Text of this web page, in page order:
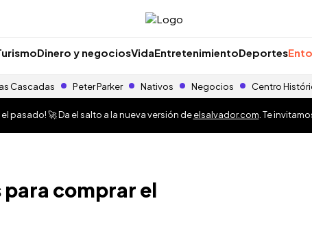
Dinero y negociosVidaEntretenimientoDeportes
Cascadas Peter Parker Nativos Negocios Centro
pasado! 🚀 Da el salto a la nueva versión deelsalvador.com . Te
comprar el